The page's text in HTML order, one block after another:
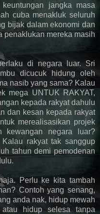
jangka masa
cuba menakluk seluruh
bijak dalam ekonomi dan
penaklukan mereka masih
di negara luar. Sri
dicucuk hidung oleh
nasib yang sama? Kalau
mega UNTUK RAKYAT,
kepada rakyat dahulu
dan kesan kepada rakyat
merealisasikan projek
kewangan negara luar?
rakyat tak sanggup
tahun demi pemodenan
Perlu ke kita tambah
Contoh yang senang,
anda nak, hidup mewah
hidup selesa tanpa